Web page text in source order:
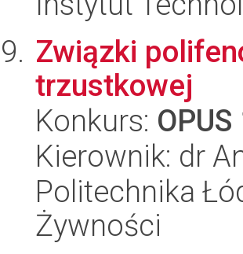
Związki
trzustkowej
Konkurs: OPUS
Kierownik: dr
Politechnika
Żywności